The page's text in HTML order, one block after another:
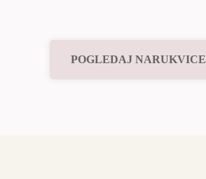
POGLEDAJ NARUKVICE